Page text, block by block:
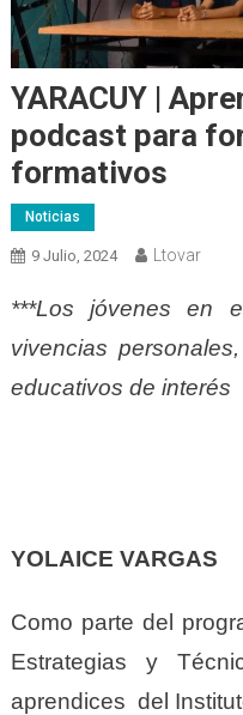
YARACUY |
podcast para
formativos
Noticias
9 Julio, 2024 Ltovar
***Los jóvenes en
vivencias
educativos de interés
YOLAICE VARGAS
Como parte del
Estrategias y
aprendices del